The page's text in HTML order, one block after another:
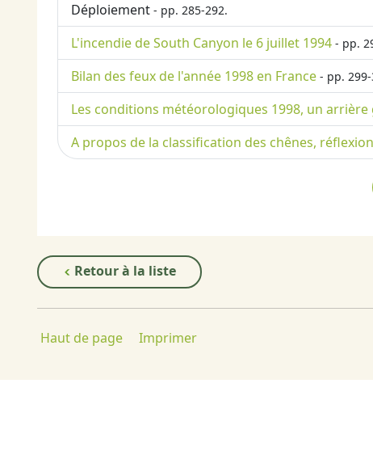
Déploiement - pp. 285-292.
L'incendie de South Canyon le 6 juillet 1994 - pp.
Bilan des feux de l'année 1998 en France - pp.
Les conditions météorologiques 1998, un arrière
A propos de la classification des chênes,
Retour à la liste
Haut de page Imprimer